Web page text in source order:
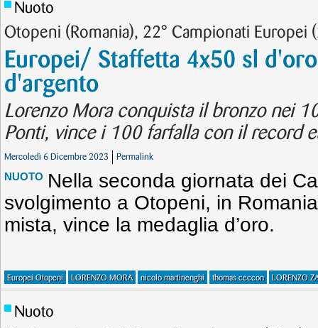
Nuoto
Otopeni (Romania), 22° Campionati Europei
Europei/ Staffetta 4x50 sl
d'argento
Lorenzo Mora conquista il bronzo nei
Ponti, vince i 100 farfalla con il record
Mercoledì 6 Dicembre 2023 Permalink
NUOTO Nella seconda giornata dei
svolgimento a Otopeni, in
mista, vince la medaglia d’oro.
Europei Otopeni LORENZO MORA nicolò martinenghi thomas ceccon LORENZO
Nuoto